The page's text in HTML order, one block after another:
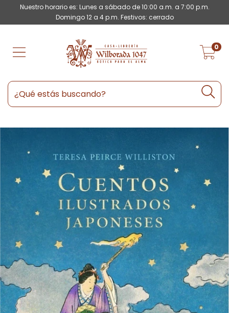
Nuestro horario es: Lunes a sábado de 10:00 a.m. a 7:00 p.m.
Domingo 12 a 4 p.m. Festivos: cerrado
0